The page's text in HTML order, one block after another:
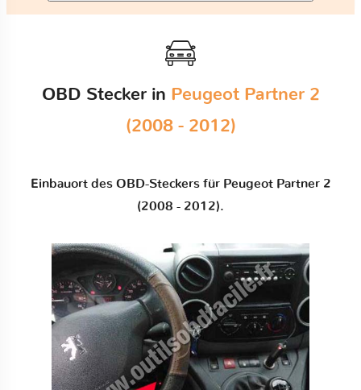
OBD Stecker in Peugeot Partner 2
(2008 - 2012)
Einbauort des OBD-Steckers für Peugeot Partner 2
(2008 - 2012).